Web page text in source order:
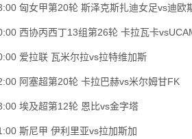
匈女甲第20轮 斯泽克斯扎迪女足vs迪欧
西协丙西丁13组第26轮 卡拉瓦卡
爱拉联 瓦米尔拉vs拉特维加斯
阿塞超第20轮 卡拉巴赫vs米尔姆甘FK
埃及超第12轮 恩比vs金字塔
斯尼甲 伊利里亚vs拉加斯加